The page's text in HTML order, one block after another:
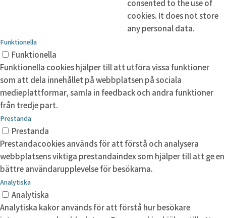
consented to the use of
cookies. It does not store
any personal data.
Funktionella
Funktionella
Funktionella cookies hjälper till att utföra vissa funktioner
som att dela innehållet på webbplatsen på sociala
medieplattformar, samla in feedback och andra funktioner
från tredje part.
Prestanda
Prestanda
Prestandacookies används för att förstå och analysera
webbplatsens viktiga prestandaindex som hjälper till att ge en
bättre användarupplevelse för besökarna.
Analytiska
Analytiska
Analytiska kakor används för att förstå hur besökare